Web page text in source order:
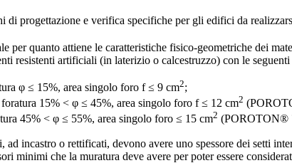
progettazione e verifica specifiche per gli edifici da
per quanto attiene le caratteristiche fisico-geometriche dei
resistenti artificiali (in laterizio o calcestruzzo) con le seguenti
φ ≤ 15%, area singolo foro f ≤ 9 cm2;
15% < φ ≤ 45%, area singolo foro f ≤ 12 cm2
45% < φ ≤ 55%, area singolo foro ≤ 15 cm2 (POROTON®
ad incastro o rettificati, devono avere uno spessore dei setti
minimi che la muratura deve avere per poter essere